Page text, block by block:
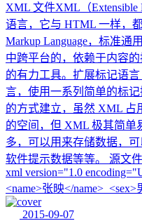
XML 文件XML（Extensible
语言，它与 HTML 一样，都
Markup Language，标准通
中跨平台的，依赖于内容
的有力工具。扩展标记语
言，使用一系列简单的标
的方式建立，虽然 XML 占
的空间，但 XML 极其简单
多，可以用来存储数据，
软件提示数据等等。 源文件
xml version="1.0
<name>张映</name> <sex>
2015-09-07